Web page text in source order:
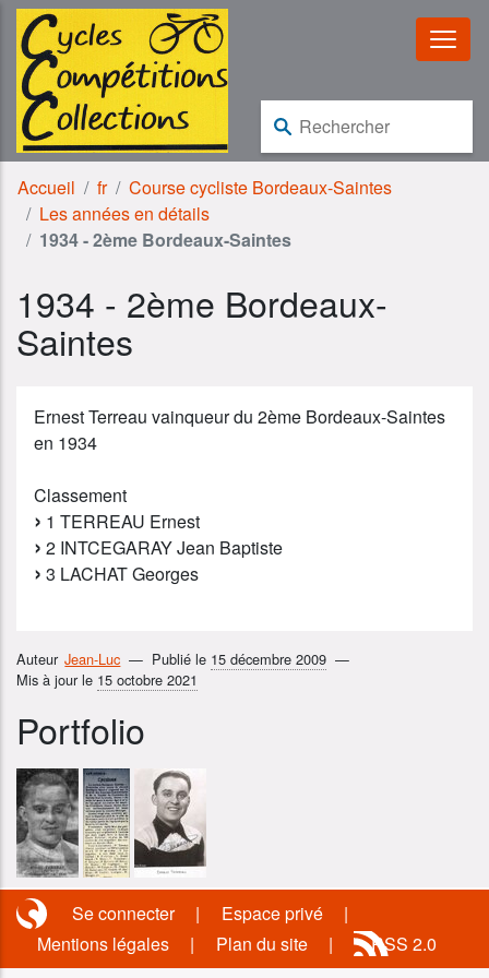
Aller au contenu
Aller à la navigation
Rechercher :
Accueil fr
Course cycliste Bordeaux-Saintes
Les années en détails
1934 - 2ème Bordeaux-Saintes
1934 - 2ème Bordeaux-
Saintes
Ernest Terreau vainqueur du 2ème Bordeaux-Saintes
en 1934
Classement
1 TERREAU Ernest
2 INTCEGARAY Jean Baptiste
3 LACHAT Georges
Auteur Jean-Luc Publié le 15 décembre 2009
Mis à jour le 15 octobre 2021
Portfolio
Se connecter
Espace privé
Mentions légales
Plan du site RSS 2.0